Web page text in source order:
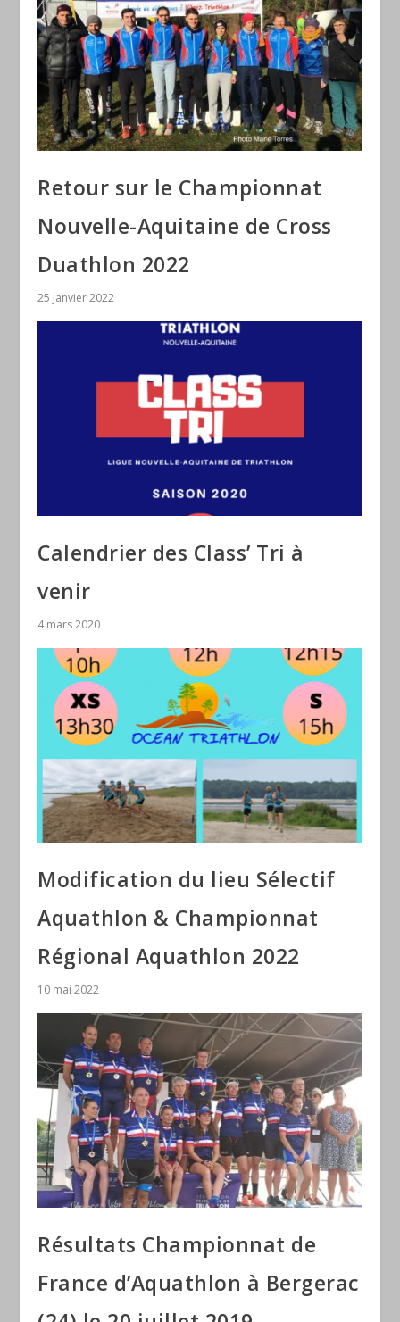
Retour sur le Championnat
Nouvelle-Aquitaine de Cross
Duathlon 2022
25 janvier 2022
Calendrier des Class’ Tri à
venir
4 mars 2020
Modification du lieu Sélectif
Aquathlon & Championnat
Régional Aquathlon 2022
10 mai 2022
Résultats Championnat de
France d’Aquathlon à Bergerac